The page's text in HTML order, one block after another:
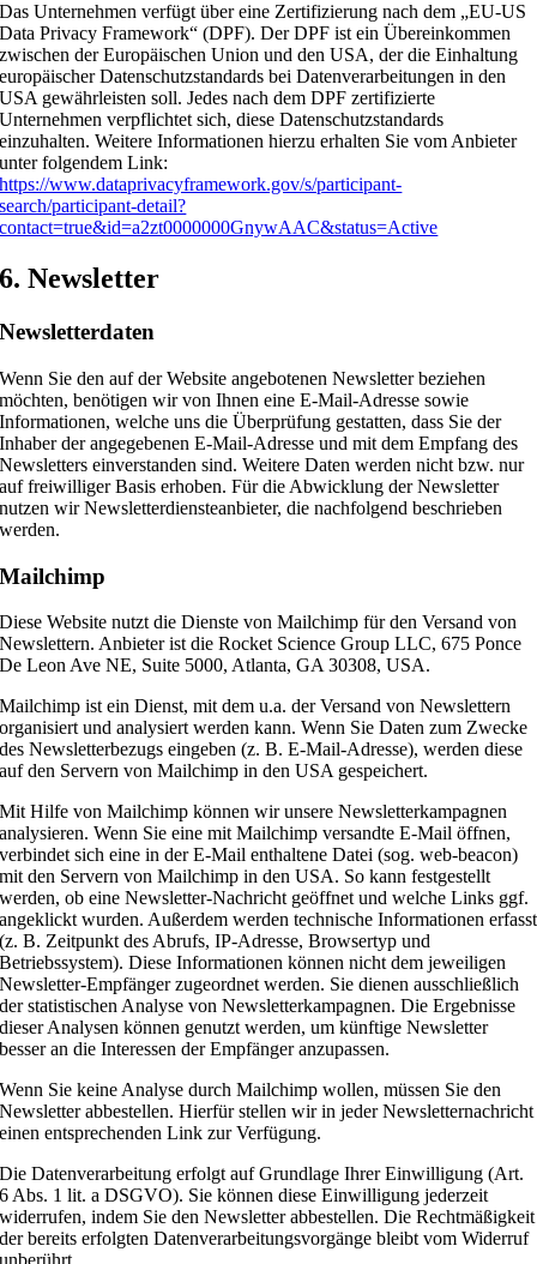
Das Unternehmen verfügt über eine Zertifizierung nach dem „EU-US
Data Privacy Framework“ (DPF). Der DPF ist ein Übereinkommen
zwischen der Europäischen Union und den USA, der die Einhaltung
europäischer Datenschutzstandards bei Datenverarbeitungen in den
USA gewährleisten soll. Jedes nach dem DPF zertifizierte
Unternehmen verpflichtet sich, diese Datenschutzstandards
einzuhalten. Weitere Informationen hierzu erhalten Sie vom Anbieter
unter folgendem Link:
https://www.dataprivacyframework.gov/s/participant-
search/participant-detail?
contact=true&id=a2zt0000000GnywAAC&status=Active
6. Newsletter
Newsletter­daten
Wenn Sie den auf der Website angebotenen Newsletter beziehen
möchten, benötigen wir von Ihnen eine E-Mail-Adresse sowie
Informationen, welche uns die Überprüfung gestatten, dass Sie der
Inhaber der angegebenen E-Mail-Adresse und mit dem Empfang des
Newsletters einverstanden sind. Weitere Daten werden nicht bzw. nur
auf freiwilliger Basis erhoben. Für die Abwicklung der Newsletter
nutzen wir Newsletterdiensteanbieter, die nachfolgend beschrieben
werden.
Mailchimp
Diese Website nutzt die Dienste von Mailchimp für den Versand von
Newslettern. Anbieter ist die Rocket Science Group LLC, 675 Ponce
De Leon Ave NE, Suite 5000, Atlanta, GA 30308, USA.
Mailchimp ist ein Dienst, mit dem u.a. der Versand von Newslettern
organisiert und analysiert werden kann. Wenn Sie Daten zum Zwecke
des Newsletterbezugs eingeben (z. B. E-Mail-Adresse), werden diese
auf den Servern von Mailchimp in den USA gespeichert.
Mit Hilfe von Mailchimp können wir unsere Newsletterkampagnen
analysieren. Wenn Sie eine mit Mailchimp versandte E-Mail öffnen,
verbindet sich eine in der E-Mail enthaltene Datei (sog. web-beacon)
mit den Servern von Mailchimp in den USA. So kann festgestellt
werden, ob eine Newsletter-Nachricht geöffnet und welche Links ggf.
angeklickt wurden. Außerdem werden technische Informationen erfasst
(z. B. Zeitpunkt des Abrufs, IP-Adresse, Browsertyp und
Betriebssystem). Diese Informationen können nicht dem jeweiligen
Newsletter-Empfänger zugeordnet werden. Sie dienen ausschließlich
der statistischen Analyse von Newsletterkampagnen. Die Ergebnisse
dieser Analysen können genutzt werden, um künftige Newsletter
besser an die Interessen der Empfänger anzupassen.
Wenn Sie keine Analyse durch Mailchimp wollen, müssen Sie den
Newsletter abbestellen. Hierfür stellen wir in jeder Newsletternachricht
einen entsprechenden Link zur Verfügung.
Die Datenverarbeitung erfolgt auf Grundlage Ihrer Einwilligung (Art.
6 Abs. 1 lit. a DSGVO). Sie können diese Einwilligung jederzeit
widerrufen, indem Sie den Newsletter abbestellen. Die Rechtmäßigkeit
der bereits erfolgten Datenverarbeitungsvorgänge bleibt vom Widerruf